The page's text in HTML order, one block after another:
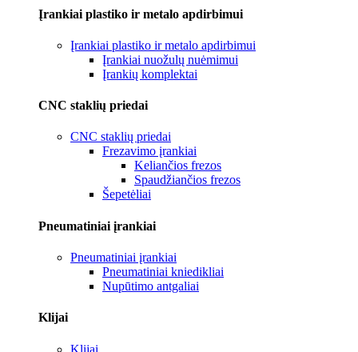
Įrankiai plastiko ir metalo apdirbimui
Įrankiai plastiko ir metalo apdirbimui
Įrankiai nuožulų nuėmimui
Įrankių komplektai
CNC staklių priedai
CNC staklių priedai
Frezavimo įrankiai
Keliančios frezos
Spaudžiančios frezos
Šepetėliai
Pneumatiniai įrankiai
Pneumatiniai įrankiai
Pneumatiniai kniedikliai
Nupūtimo antgaliai
Klijai
Klijai